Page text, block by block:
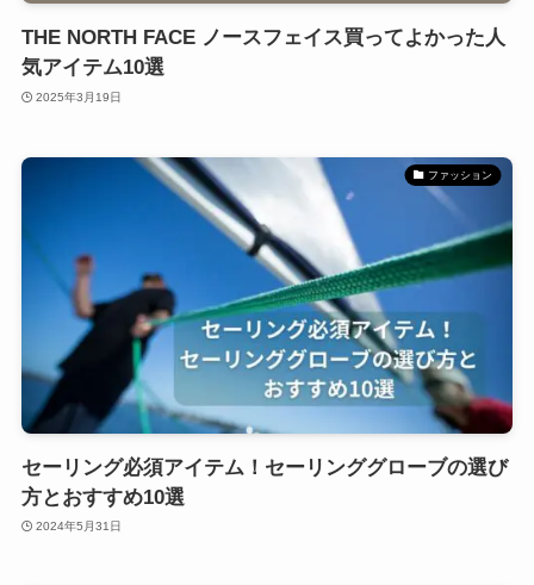
THE NORTH FACE ノースフェイス買ってよかった人
気アイテム10選
2025年3月19日
ファッション
セーリング必須アイテム！セーリンググローブの選び
方とおすすめ10選
2024年5月31日